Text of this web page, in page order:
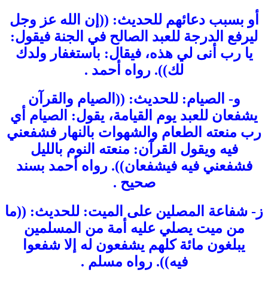
أو بسبب دعائهم للحديث: ((إن الله عز وجل
ليرفع الدرجة للعبد الصالح في الجنة فيقول:
يا رب أنى لي هذه، فيقال: باستغفار ولدك
لك)). رواه أحمد .
و- الصيام: للحديث: ((الصيام والقرآن
يشفعان للعبد يوم القيامة، يقول: الصيام أي
رب منعته الطعام والشهوات بالنهار فشفعني
فيه ويقول القرآن: منعته النوم بالليل
فشفعني فيه فيشفعان)). رواه أحمد بسند
صحيح .
ز- شفاعة المصلين على الميت: للحديث: ((ما
من ميت يصلي عليه أمة من المسلمين
يبلغون مائة كلهم يشفعون له إلا شفعوا
فيه)). رواه مسلم .